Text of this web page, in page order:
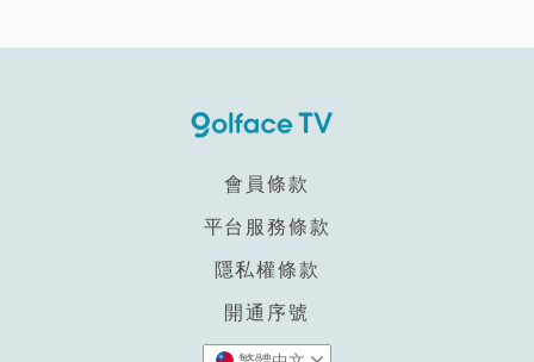
會員條款
平台服務條款
隱私權條款
開通序號